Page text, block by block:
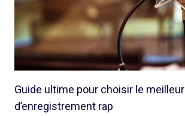
Guide ultime pour choisir le
d’enregistrement rap